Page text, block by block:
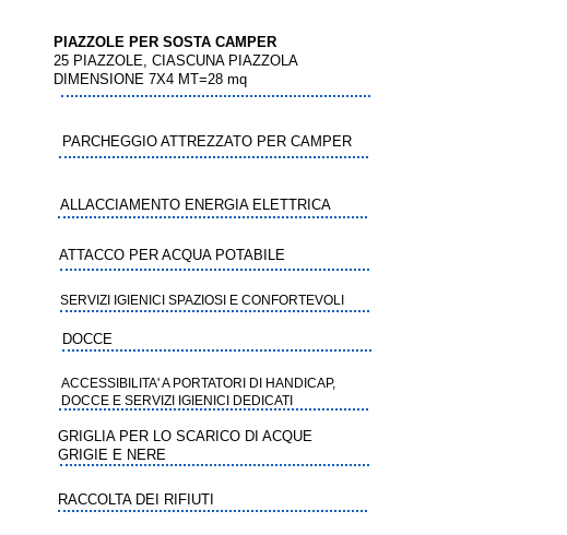
PIAZZOLE PER SOSTA CAMPER
25 PIAZZOLE, CIASCUNA PIAZZOLA
DIMENSIONE 7X4 MT=28 mq
PARCHEGGIO ATTREZZATO PER CAMPER
ALLACCIAMENTO ENERGIA ELETTRICA
ATTACCO PER ACQUA POTABILE
SERVIZI IGIENICI SPAZIOSI E CONFORTEVOLI
DOCCE
ACCESSIBILITA' A PORTATORI DI HANDICAP,
DOCCE E SERVIZI IGIENICI DEDICATI
GRIGLIA PER LO SCARICO DI ACQUE
GRIGIE E NERE
RACCOLTA DEI RIFIUTI